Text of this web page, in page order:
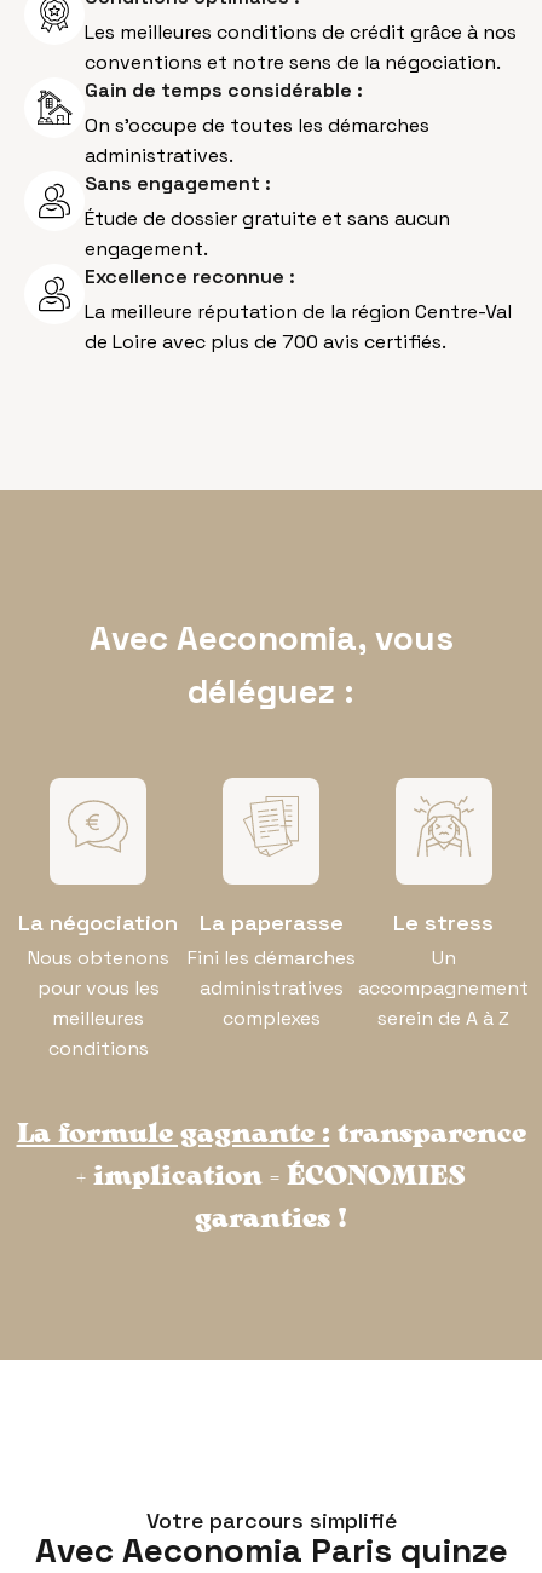
Les meilleures conditions de crédit grâce à nos
conventions et notre sens de la négociation.
Gain de temps considérable :
On s’occupe de toutes les démarches
administratives.
Sans engagement :
Étude de dossier gratuite et sans aucun
engagement.
Excellence reconnue :
La meilleure réputation de la région Centre-Val
de Loire avec plus de 700 avis certifiés.
Avec Aeconomia, vous
déléguez :
La négociation
Nous obtenons
pour vous les
meilleures
conditions
La paperasse
Fini les démarches
administratives
complexes
Le stress
Un
accompagnement
serein de A à Z
La formule gagnante : transparence
+ implication = ÉCONOMIES
garanties !
Votre parcours simplifié
Avec Aeconomia Paris quinze